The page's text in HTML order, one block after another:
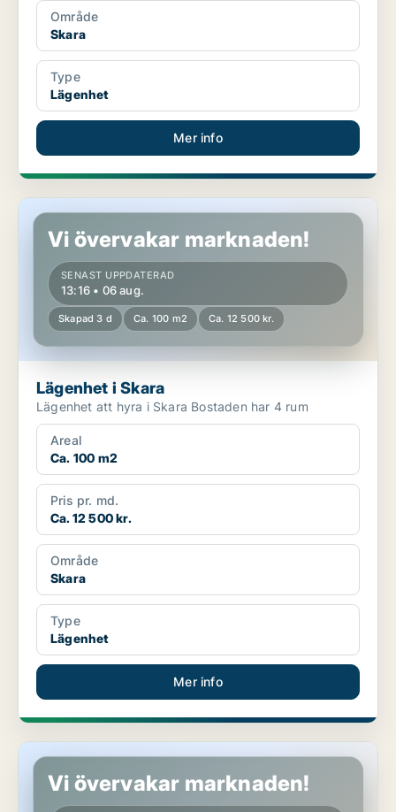
Område
Skara
Type
Lägenhet
Mer info
Lägenhet i Skara
Vi övervakar marknaden!
SENAST UPPDATERAD
13:16 • 06 aug.
Skapad 3 d Ca. 100 m2 Ca. 12 500 kr.
Lägenhet i Skara
Lägenhet att hyra i Skara Bostaden har 4 rum
Areal
Ca. 100 m2
Pris pr. md.
Ca. 12 500 kr.
Område
Skara
Type
Lägenhet
Mer info
Lägenhet i Skara, Axvall
Vi övervakar marknaden!